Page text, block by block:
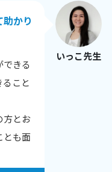
聞きやすくなった
ールでほめられまし
ルを伝授いただいた
が苦手だったのです
文章を作れるように
いっこ先生
かり
きる
こと
方とお
とも面